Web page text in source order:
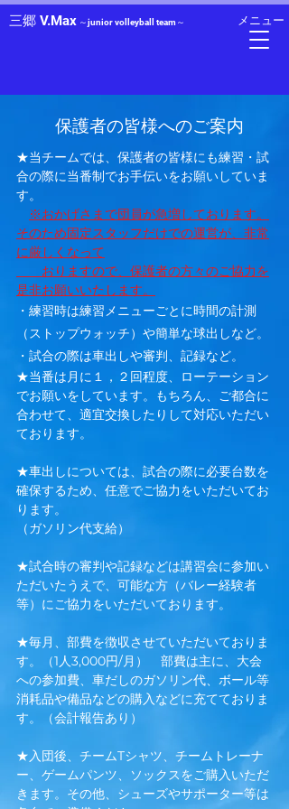
三郷 V.Max ～junior volleyball team～ メニュー
保護者の皆様へのご案内
★当チームでは、保護者の皆様にも練習・試
合の際に当番制でお手伝いをお願いしていま
す。
※おかげさまで団員が急増しております。
そのため固定スタッフだけでの運営が、非常
に厳しくなって
おりますので、保護者の方々のご協力を
是非お願いいたします。
・練習時は練習メニューごとに時間の計測
（ストップウォッチ）や簡単な球出しなど。
・試合の際は車出しや審判、記録など。
​★当番は月に１，２回程度、ローテーション
でお願いをしています。もちろん、ご都合に
合わせて、適宜交換したりして対応いただい
ております。
★車出しについては、試合の際に必要台数を
確保するため、任意でご協力をいただいてお
ります。
（ガソリン代支給）
★試合時の審判や記録などは講習会に参加い
ただいたうえで、可能な方（バレー経験者
等）にご協力をいただいております​。​
★毎月、部費を徴収させていただいておりま
す。（1人3,000円/月） 部費は主に、大会
への参加費、車だしのガソリン代、ボール等
消耗品や備品などの購入などに充てておりま
す。（会計報告あり）
​★入団後、チームTシャツ、チームトレーナ
ー、ゲームパンツ、ソックスをご購入いただ
きます。その他、シューズやサポーター等は